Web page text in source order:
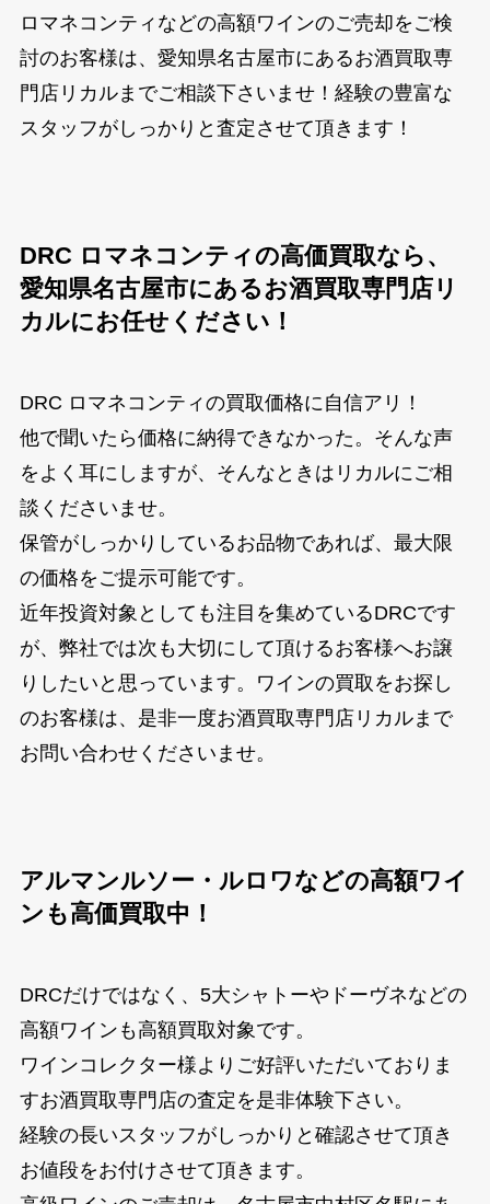
ロマネコンティなどの高額ワインのご売却をご検
討のお客様は、愛知県名古屋市にあるお酒買取専
門店リカルまでご相談下さいませ！経験の豊富な
スタッフがしっかりと査定させて頂きます！
DRC ロマネコンティの高価買取なら、
愛知県名古屋市にあるお酒買取専門店リ
カルにお任せください！
DRC ロマネコンティの買取価格に自信アリ！
他で聞いたら価格に納得できなかった。そんな声
をよく耳にしますが、そんなときはリカルにご相
談くださいませ。
保管がしっかりしているお品物であれば、最大限
の価格をご提示可能です。
近年投資対象としても注目を集めているDRCです
が、弊社では次も大切にして頂けるお客様へお譲
りしたいと思っています。ワインの買取をお探し
のお客様は、是非一度お酒買取専門店リカルまで
お問い合わせくださいませ。
アルマンルソー・ルロワなどの高額ワイ
ンも高価買取中！
DRCだけではなく、5大シャトーやドーヴネなどの
高額ワインも高額買取対象です。
ワインコレクター様よりご好評いただいておりま
すお酒買取専門店の査定を是非体験下さい。
経験の長いスタッフがしっかりと確認させて頂き
お値段をお付けさせて頂きます。